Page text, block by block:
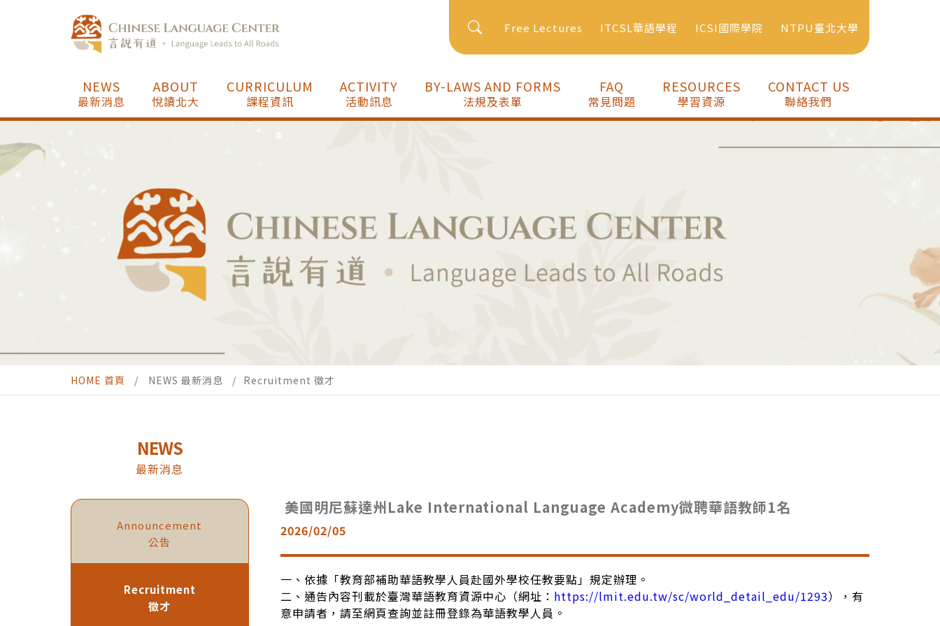
Free Lectures ITCSL華語學程 ICSI國際學院 NTPU臺北大學
最新消息
NEWS
悅讀北大
ABOUT
課程資訊
CURRICULUM
活動訊息
ACTIVITY
法規及表單
BY-LAWS AND FORMS
常見問題
FAQ
學習資源
RESOURCES
聯絡我們
CONTACT US
HOME 首頁 NEWS 最新消息 Recruitment 徵才
NEWS
最新消息
Announcement
公告
Recruitment
徵才
美國明尼蘇達州Lake International Language Academy微聘華語教師1名
2026/02/05
一、依據「教育部補助華語教學人員赴國外學校任教要點」規定辦理。
二、通告內容刊載於臺灣華語教育資源中心（網址： https://lmit.edu.tw/sc/world_detail_edu/1293），有
意申請者，請至網頁查詢並註冊登錄為華語教學人員。